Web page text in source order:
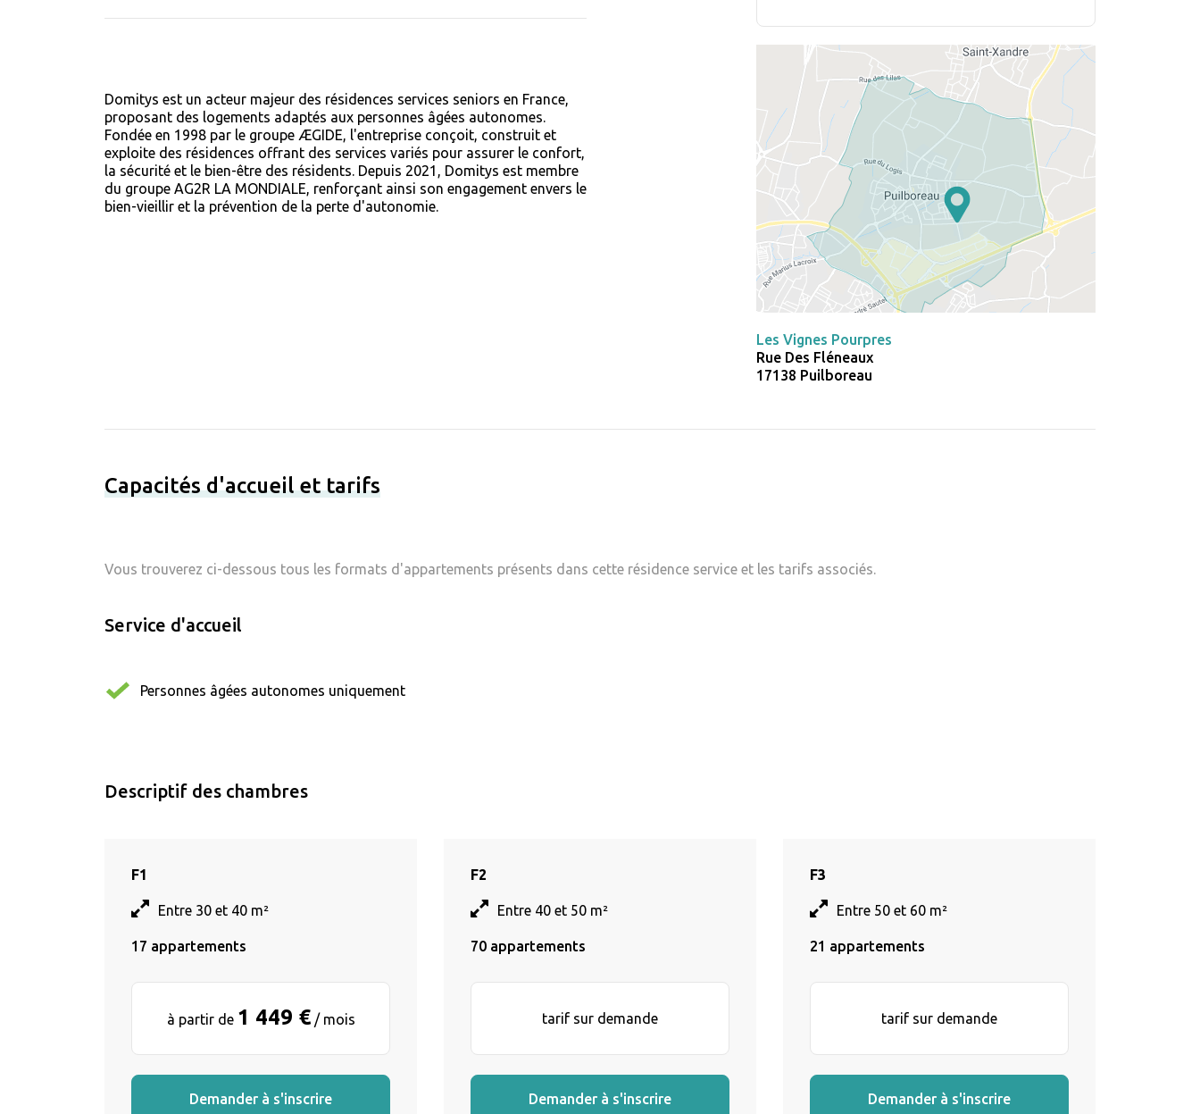
Domitys est un acteur majeur des résidences services seniors en France,
proposant des logements adaptés aux personnes âgées autonomes.
Fondée en 1998 par le groupe ÆGIDE, l'entreprise conçoit, construit et
exploite des résidences offrant des services variés pour assurer le confort,
la sécurité et le bien-être des résidents. Depuis 2021, Domitys est membre
du groupe AG2R LA MONDIALE, renforçant ainsi son engagement envers le
bien-vieillir et la prévention de la perte d'autonomie.
Les Vignes Pourpres
Rue Des Fléneaux
17138 Puilboreau
Capacités d'accueil et tarifs
Vous trouverez ci-dessous tous les formats d'appartements présents dans cette résidence service et les tarifs associés.
Service d'accueil
Personnes âgées autonomes uniquement
Descriptif des chambres
F1
Entre 30 et 40 m²
17 appartements
à partir de 1 449 €/ mois
Demander à s'inscrire
F2
Entre 40 et 50 m²
70 appartements
tarif sur demande
Demander à s'inscrire
F3
Entre 50 et 60 m²
21 appartements
tarif sur demande
Demander à s'inscrire